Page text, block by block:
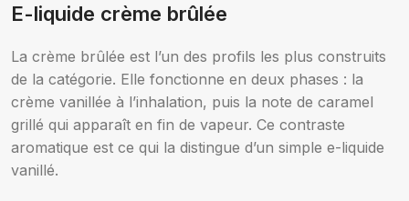
E-liquide crème brûlée
La crème brûlée est l’un des profils les plus construits
de la catégorie. Elle fonctionne en deux phases : la
crème vanillée à l’inhalation, puis la note de caramel
grillé qui apparaît en fin de vapeur. Ce contraste
aromatique est ce qui la distingue d’un simple e-liquide
vanillé.